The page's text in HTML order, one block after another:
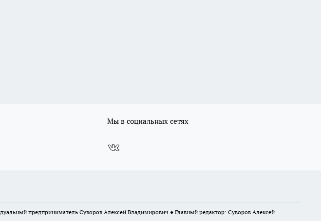
Мы в социальных сетях
предприниматель Суворов Алексей Владимирович ● Главный редактор: Суворов Алексей